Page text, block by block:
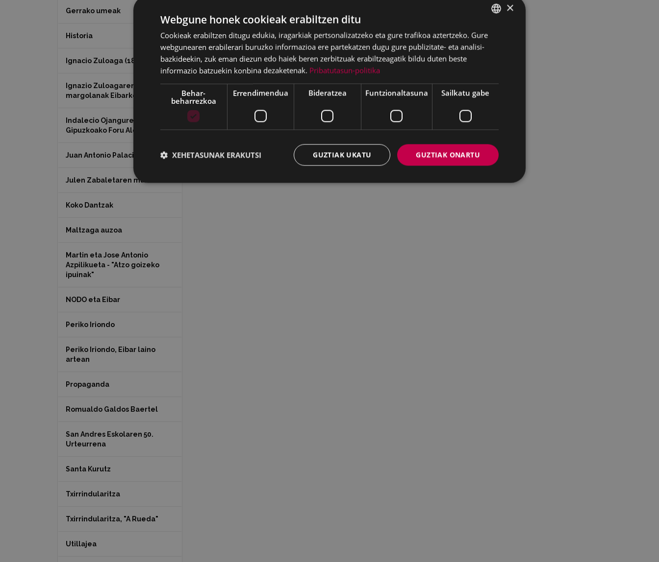
Gerrako umeak
Historia
Ignacio Zuloaga (1870-2020)
Ignazio Zuloagaren
margolanak Eibarko dendetan
Indalecio Ojanguren,
Gipuzkoako Foru Aldundia
Juan Antonio Palacios HARRIA
Julen Zabaletaren marrazkiak
Koko Dantzak
Maltzaga auzoa
Martin eta Jose Antonio
Azpilikueta - "Atzo goizeko
ipuinak"
NODO eta Eibar
Periko Iriondo
Periko Iriondo, Eibar laino
artean
Propaganda
Romualdo Galdos Baertel
San Andres Eskolaren 50.
Urteurrena
Santa Kurutz
Txirrindularitza
Txirrindularitza, "A Rueda"
Utillajea
BASQUE
SPANISH
×
Webgune honek cookieak erabiltzen ditu
Cookieak erabiltzen ditugu edukia, iragarkiak pertsonalizatzeko eta gure trafikoa aztertzeko. Gure
webgunearen erabilerari buruzko informazioa ere partekatzen dugu gure publizitate- eta analisi-
bazkideekin, zuk eman diezun edo haiek beren zerbitzuak erabiltzeagatik bildu duten beste
informazio batzuekin konbina dezaketenak. Pribatutasun-politika
Behar-
beharrezkoa
Errendimendua Bideratzea Funtzionaltasuna Sailkatu gabe
GUZTIAK ONARTU
GUZTIAK UKATU
XEHETASUNAK ERAKUTSI